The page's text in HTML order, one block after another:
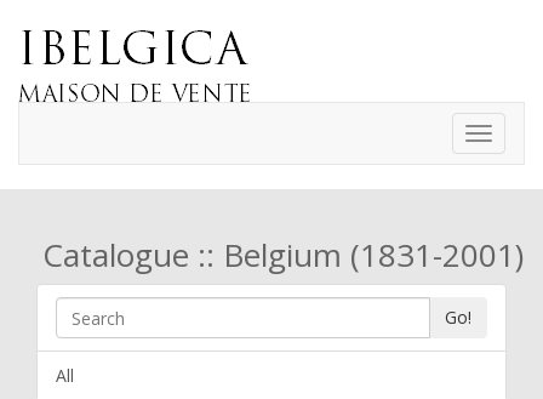
Toggle
Catalogue :: Belgium (1831-2001)
Go!
All